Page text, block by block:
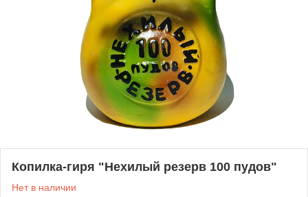
Копилка-гиря "Нехилый резерв 100 пудов"
Нет в наличии